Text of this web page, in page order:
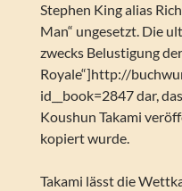
Stephen King alias
Man“ ungesetzt. Die
zwecks Belustigung
Royale“]http://
id__book=2847 dar,
Koushun Takami
kopiert wurde.
Takami lässt die